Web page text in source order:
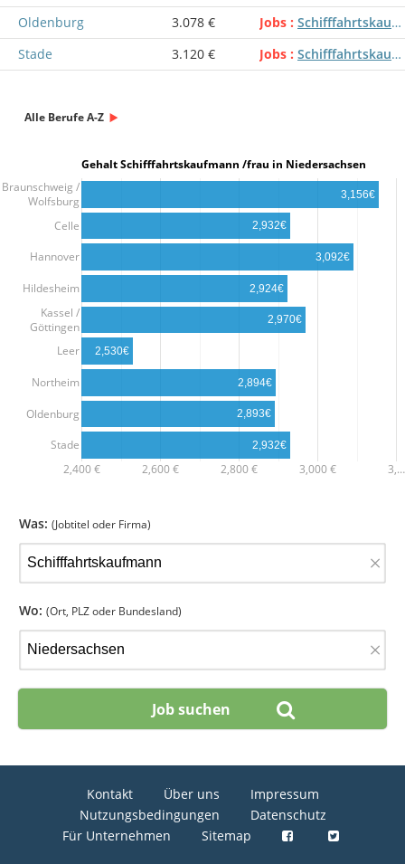
Oldenburg
3.078 € Jobs
Schifffahrtskaufmann /frau
Stade
3.120 € Jobs Schifffahrtskaufmann /frau
Alle Berufe A-Z
Gehalt Schifffahrtskaufmann /frau in Niedersachsen
2,400 € 2,600 € 2,800 € 3,000 € 3,…
Braunschweig /
Wolfsburg
Celle
Hannover
Hildesheim
Kassel /
Göttingen
Leer
Northeim
Oldenburg
Stade
3,156€
2,932€
3,092€
2,924€
2,970€
2,530€
2,894€
2,893€
2,932€
Was: (Jobtitel oder Firma)
×
Wo: (Ort, PLZ oder Bundesland)
×
Kontakt Über uns
Impressum
Nutzungsbedingungen
Datenschutz
Für Unternehmen
Sitemap